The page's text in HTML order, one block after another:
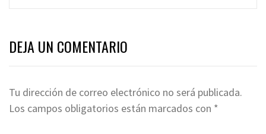
DEJA UN COMENTARIO
Tu dirección de correo electrónico no será publicada.
Los campos obligatorios están marcados con *